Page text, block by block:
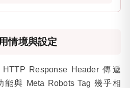
情境與設定
Response Header 傳遞
能與 Meta Robots Tag 幾乎相